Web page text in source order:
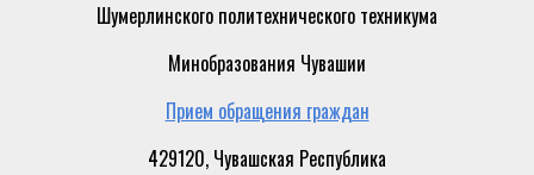
Шумерлинского политехнического техникума
Минобразования Чувашии
Прием обращения граждан
429120, Чувашская Республика